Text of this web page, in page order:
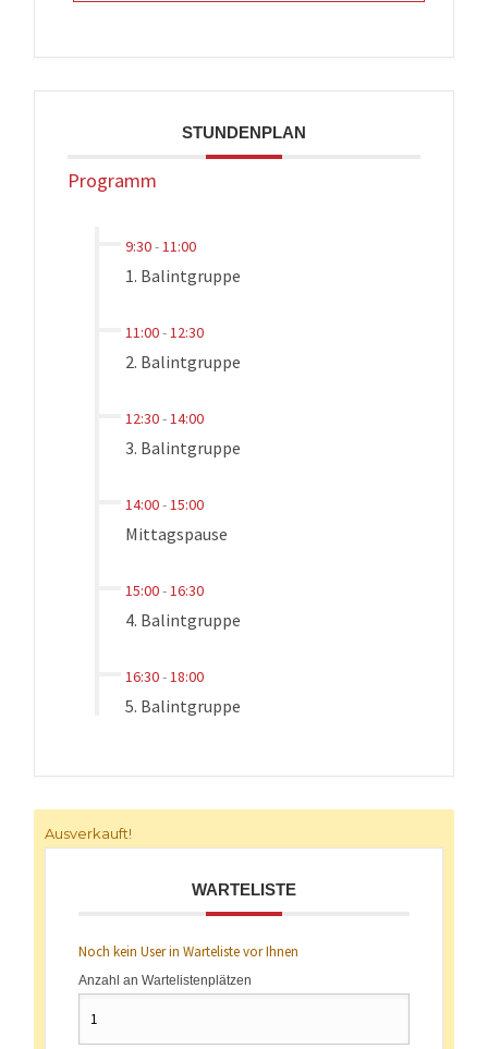
STUNDENPLAN
Programm
9:30-11:00
1. Balintgruppe
11:00-12:30
2. Balintgruppe
12:30-14:00
3. Balintgruppe
14:00-15:00
Mittagspause
15:00-16:30
4. Balintgruppe
16:30-18:00
5. Balintgruppe
Ausverkauft!
WARTELISTE
Noch kein User in Warteliste vor Ihnen
Anzahl an Wartelistenplätzen